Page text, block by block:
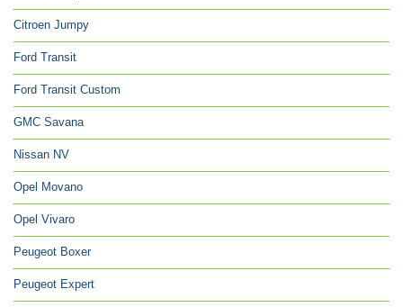
Citroen Jumpy
Ford Transit
Ford Transit Custom
GMC Savana
Nissan NV
Opel Movano
Opel Vivaro
Peugeot Boxer
Peugeot Expert